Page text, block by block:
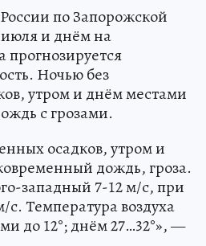
по Запорожской
июля и днём на
прогнозируется
Ночью без
утром и днём местами
с грозами.
осадков, утром и
дождь, гроза.
западный 7-12 м/с, при
с. Температура воздуха
до 12°; днём 27…32°», —